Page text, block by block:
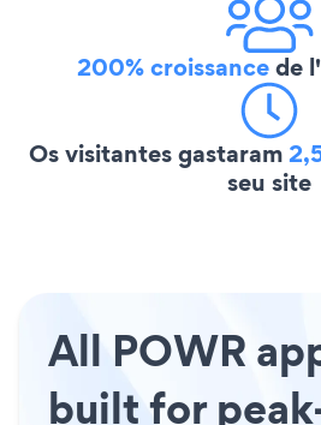
200% croissancede
Os visitantes gastaram
seu site
All POWR
built for